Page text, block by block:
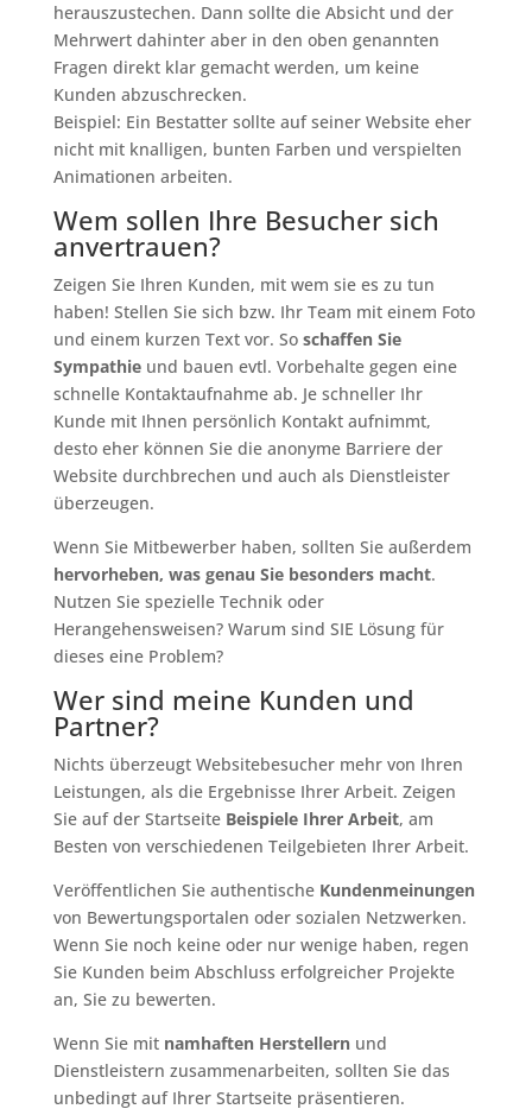
herauszustechen. Dann sollte die Absicht und der
Mehrwert dahinter aber in den oben genannten
Fragen direkt klar gemacht werden, um keine
Kunden abzuschrecken.
Beispiel: Ein Bestatter sollte auf seiner Website eher
nicht mit knalligen, bunten Farben und verspielten
Animationen arbeiten.
Wem sollen Ihre Besucher sich
anvertrauen?
Zeigen Sie Ihren Kunden, mit wem sie es zu tun
haben! Stellen Sie sich bzw. Ihr Team mit einem Foto
und einem kurzen Text vor. So schaffen Sie
Sympathieund bauen evtl. Vorbehalte gegen eine
schnelle Kontaktaufnahme ab. Je schneller Ihr
Kunde mit Ihnen persönlich Kontakt aufnimmt,
desto eher können Sie die anonyme Barriere der
Website durchbrechen und auch als Dienstleister
überzeugen.
Wenn Sie Mitbewerber haben, sollten Sie außerdem
hervorheben, was genau Sie besonders macht.
Nutzen Sie spezielle Technik oder
Herangehensweisen? Warum sind SIE Lösung für
dieses eine Problem?
Wer sind meine Kunden und
Partner?
Nichts überzeugt Websitebesucher mehr von Ihren
Leistungen, als die Ergebnisse Ihrer Arbeit. Zeigen
Sie auf der Startseite Beispiele Ihrer Arbeit, am
Besten von verschiedenen Teilgebieten Ihrer Arbeit.
Veröffentlichen Sie authentische Kundenmeinungen
von Bewertungsportalen oder sozialen Netzwerken.
Wenn Sie noch keine oder nur wenige haben, regen
Sie Kunden beim Abschluss erfolgreicher Projekte
an, Sie zu bewerten.
Wenn Sie mitnamhaften Herstellernund
Dienstleistern zusammenarbeiten, sollten Sie das
unbedingt auf Ihrer Startseite präsentieren.